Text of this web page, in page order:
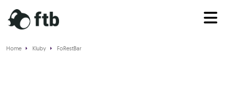
Home Kluby FoRestBar